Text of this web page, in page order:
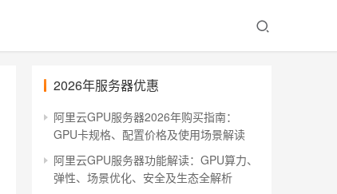
2026年服务器优惠
阿里云GPU服务器2026年购买指南：
GPU卡规格、配置价格及使用场景解读
阿里云GPU服务器功能解读：GPU算力、
弹性、场景优化、安全及生态全解析